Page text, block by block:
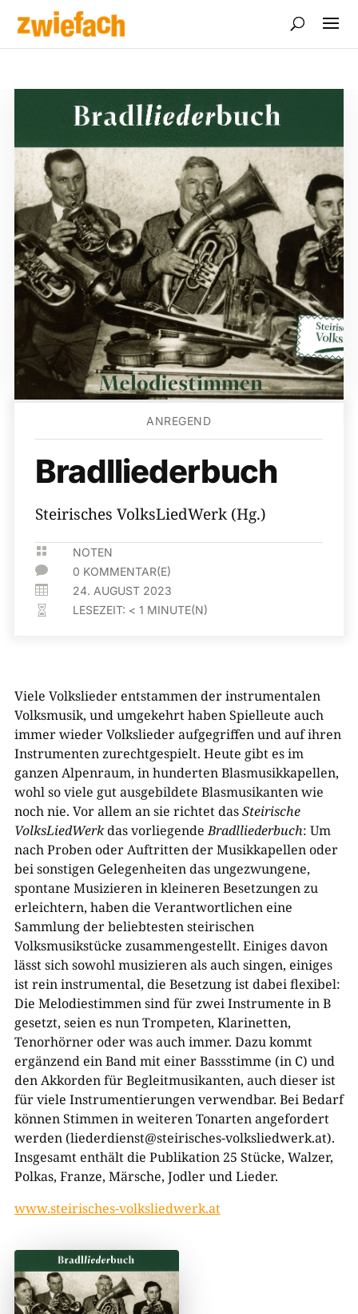
ANREGEND
Bradlliederbuch
Steirisches VolksLiedWerk (Hg.)
 NOTEN
 0 KOMMENTAR(E)
 24. AUGUST 2023
 LESEZEIT: < 1 MINUTE(N)
Viele Volkslieder entstammen der instrumentalen
Volksmusik, und umgekehrt haben Spielleute auch
immer wieder Volkslieder aufgegriffen und auf ihren
Instrumenten zurechtgespielt. Heute gibt es im
ganzen Alpenraum, in hunderten Blasmusikkapellen,
wohl so viele gut ausgebildete Blasmusikanten wie
noch nie. Vor allem an sie richtet dasSteirische
VolksLiedWerkdas vorliegendeBradlliederbuch: Um
nach Proben oder Auftritten der Musikkapellen oder
bei sonstigen Gelegenheiten das ungezwungene,
spontane Musizieren in kleineren Besetzungen zu
erleichtern, haben die Verantwortlichen eine
Sammlung der beliebtesten steirischen
Volksmusikstücke zusammengestellt. Einiges davon
lässt sich sowohl musizieren als auch singen, einiges
ist rein instrumental, die Besetzung ist dabei flexibel:
Die Melodiestimmen sind für zwei Instrumente in B
gesetzt, seien es nun Trompeten, Klarinetten,
Tenorhörner oder was auch immer. Dazu kommt
ergänzend ein Band mit einer Bassstimme (in C) und
den Akkorden für Begleitmusikanten, auch dieser ist
für viele Instrumentierungen verwendbar. Bei Bedarf
können Stimmen in weiteren Tonarten angefordert
werden (liederdienst@steirisches-volksliedwerk.at).
Insgesamt enthält die Publikation 25 Stücke, Walzer,
Polkas, Franze, Märsche, Jodler und Lieder.
www.steirisches-volksliedwerk.at